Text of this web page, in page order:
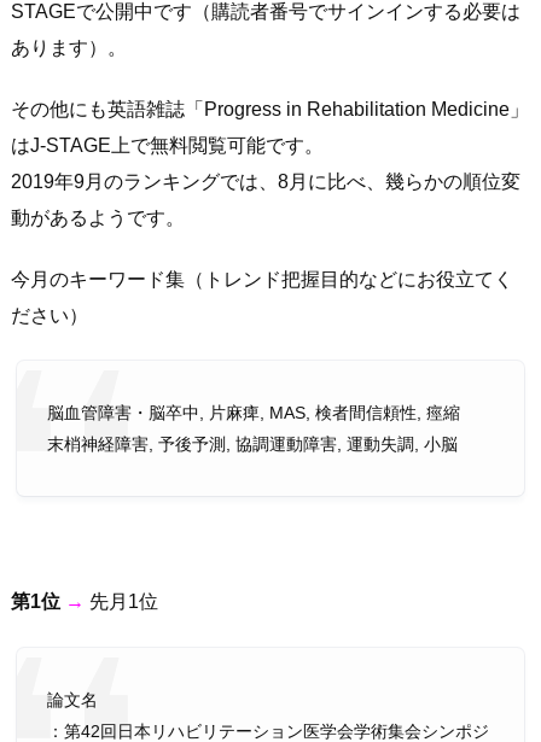
STAGEで公開中です（購読者番号でサインインする必要は
あります）。
その他にも英語雑誌「Progress in Rehabilitation Medicine」
はJ-STAGE上で無料閲覧可能です。
2019年9月のランキングでは、8月に比べ、幾らかの順位変
動があるようです。
今月のキーワード集（トレンド把握目的などにお役立てく
ださい）
脳血管障害・脳卒中, 片麻痺, MAS, 検者間信頼性, 痙縮
末梢神経障害, 予後予測, 協調運動障害, 運動失調, 小脳
第1位 → 先月1位
論文名
：第42回日本リハビリテーション医学会学術集会シンポジ